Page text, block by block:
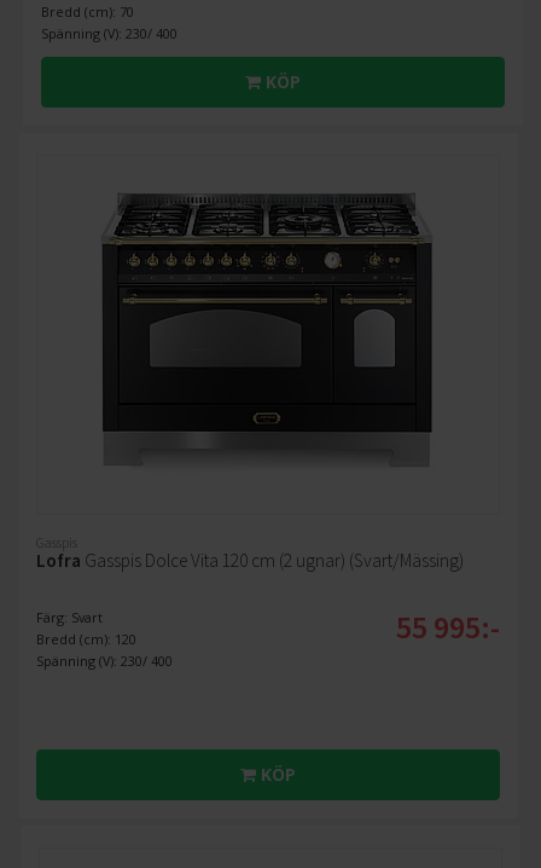
Bredd (cm): 70
Spänning (V): 230/ 400
KÖP
Gasspis
Lofra Gasspis Dolce Vita 120 cm (2 ugnar) (Svart/Mässing)
Färg: Svart
Bredd (cm): 120
Spänning (V): 230/ 400
55 995:-
KÖP